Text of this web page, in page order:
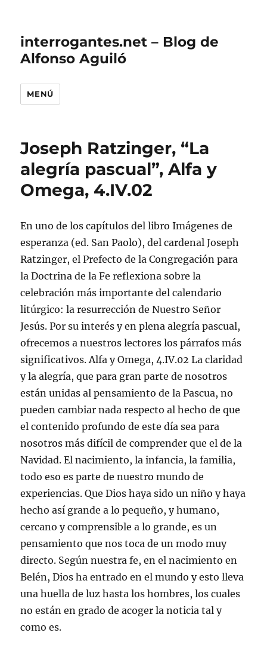
interrogantes.net – Blog de
Alfonso Aguiló
MENÚ
Joseph Ratzinger, “La
alegría pascual”, Alfa y
Omega, 4.IV.02
En uno de los capítulos del libro Imágenes de
esperanza (ed. San Paolo), del cardenal Joseph
Ratzinger, el Prefecto de la Congregación para
la Doctrina de la Fe reflexiona sobre la
celebración más importante del calendario
litúrgico: la resurrección de Nuestro Señor
Jesús. Por su interés y en plena alegría pascual,
ofrecemos a nuestros lectores los párrafos más
significativos. Alfa y Omega, 4.IV.02La claridad
y la alegría, que para gran parte de nosotros
están unidas al pensamiento de la Pascua, no
pueden cambiar nada respecto al hecho de que
el contenido profundo de este día sea para
nosotros más difícil de comprender que el de la
Navidad. El nacimiento, la infancia, la familia,
todo eso es parte de nuestro mundo de
experiencias. Que Dios haya sido un niño y haya
hecho así grande a lo pequeño, y humano,
cercano y comprensible a lo grande, es un
pensamiento que nos toca de un modo muy
directo. Según nuestra fe, en el nacimiento en
Belén, Dios ha entrado en el mundo y esto lleva
una huella de luz hasta los hombres, los cuales
no están en grado de acoger la noticia tal y
como es.